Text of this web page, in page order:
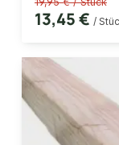
13,45 € /